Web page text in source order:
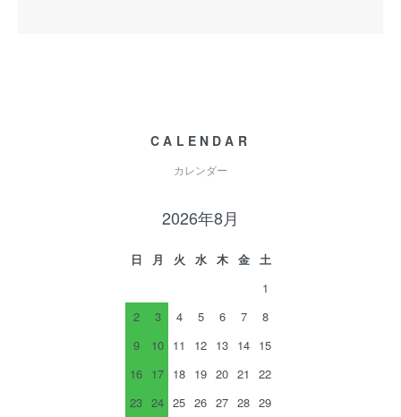
CALENDAR
カレンダー
2026年8月
日 月 火 水 木 金
土
1
2
3 4 5 6 7
8
9
10 11 12 13 14 15
16 17 18 19 20 21
22
23 24 25 26 27 28 29